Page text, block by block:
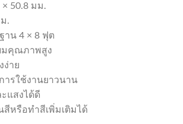
50.8 มม.
.
าน 4 × 8 ฟุต
มคุณภาพสูง
ง่าย
ารใช้งานยาวนาน
แสงได้ดี
หรือทำสีเพิ่มเติมได้